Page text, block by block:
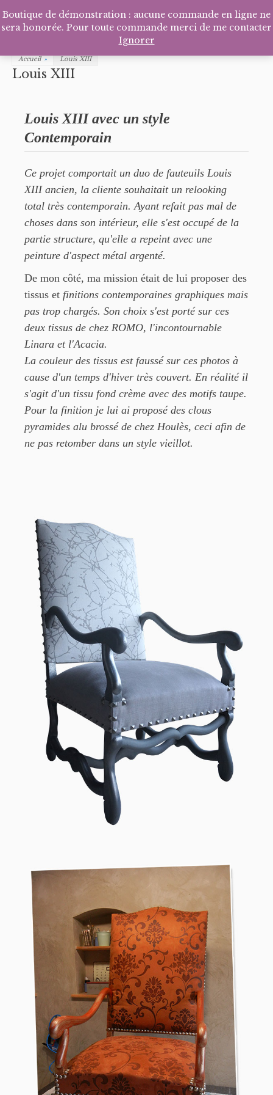
Facebook
Pinterest
Tél
Accueil » Louis XIII
Louis XIII
Louis XIII avec un style
Contemporain
Ce projet comportait un duo de fauteuils Louis
XIII ancien, la cliente souhaitait un relooking
total très contemporain.Ayant refait pas mal de
choses dans son intérieur, elle s'est occupé de la
partie structure, qu'elle a repeint avec une
peinture d'aspect métal argenté.
De mon côté, ma mission était de lui proposer des
tissus et finitions contemporaines graphiques mais
pas trop chargés. Son choix s'est porté sur ces
deux tissus de chez ROMO, l'incontournable
Linara et l'Acacia.
La couleur des tissus est faussé sur ces photos à
cause d'un temps d'hiver très couvert. En réalité il
s'agit d'un tissu fond crème avec des motifs taupe.
Pour la finition je lui ai proposé des clous
pyramides alu brossé de chez Houlès, ceci afin de
ne pas retomber dans un style vieillot.
Boutique de démonstration : aucune commande en ligne ne
sera honorée. Pour toute commande merci de me contacter
Ignorer